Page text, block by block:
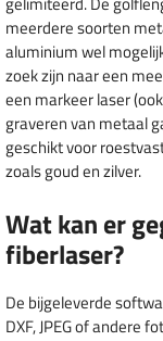
meerdere soorten
aluminium wel
zoek zijn naar een
een markeer laser
graveren van metaal
geschikt voor
zoals goud en zilver.
Wat kan er
fiberlaser?
De bijgeleverde
DXF, JPEG of andere